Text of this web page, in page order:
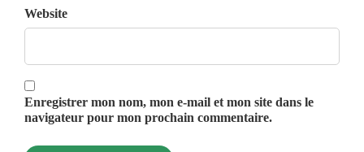
Website
Enregistrer mon nom, mon e-mail et mon site dans le
navigateur pour mon prochain commentaire.